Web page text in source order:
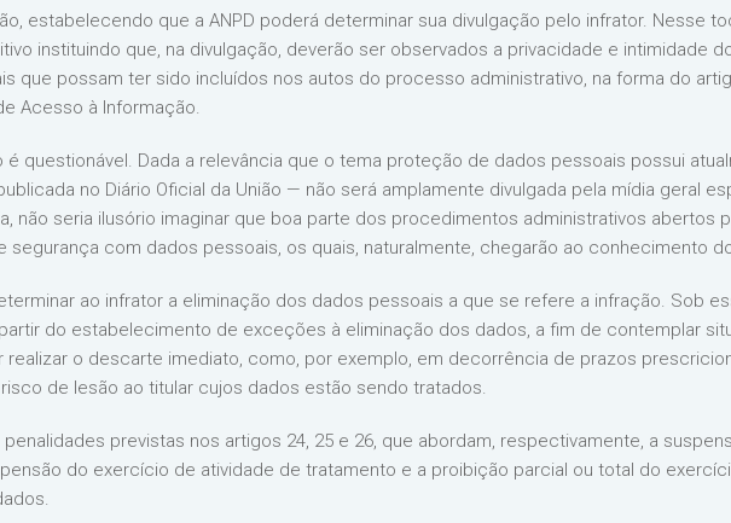
estabelecendo que a ANPD poderá determinar sua divulgação pelo infrator. Nesse
instituindo que, na divulgação, deverão ser observados a privacidade e intimidade
que possam ter sido incluídos nos autos do processo administrativo, na forma do
Acesso à Informação.
é questionável. Dada a relevância que o tema proteção de dados pessoais possui
no Diário Oficial da União — não será amplamente divulgada pela mídia geral
não seria ilusório imaginar que boa parte dos procedimentos administrativos abertos
com dados pessoais, os quais, naturalmente, chegarão ao conhecimento
ao infrator a eliminação dos dados pessoais a que se refere a infração. Sob
do estabelecimento de exceções à eliminação dos dados, a fim de contemplar
o descarte imediato, como, por exemplo, em decorrência de prazos
de lesão ao titular cujos dados estão sendo tratados.
previstas nos artigos 24, 25 e 26, que abordam, respectivamente, a
do exercício de atividade de tratamento e a proibição parcial ou total do